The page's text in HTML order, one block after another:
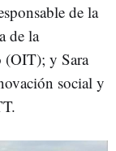
de la
de la
(OIT); y Sara
social y